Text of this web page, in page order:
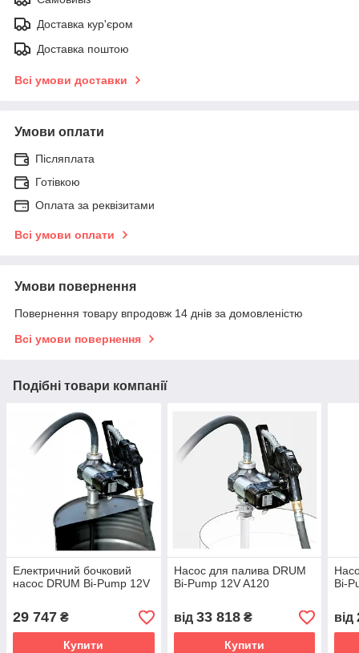
Доставка кур'єром
Доставка поштою
Всі умови доставки
Умови оплати
Післяплата
Готівкою
Оплата за реквізитами
Всі умови оплати
Умови повернення
Повернення товару впродовж 14 днів за домовленістю
Всі умови повернення
Подібні товари компанії
Електричний бочковий
насос DRUM Bi-Pump 12V
29 747 ₴
Купити
Насос для палива DRUM
Bi-Pump 12V A120
від 33 818₴
Купити
Bi-
від